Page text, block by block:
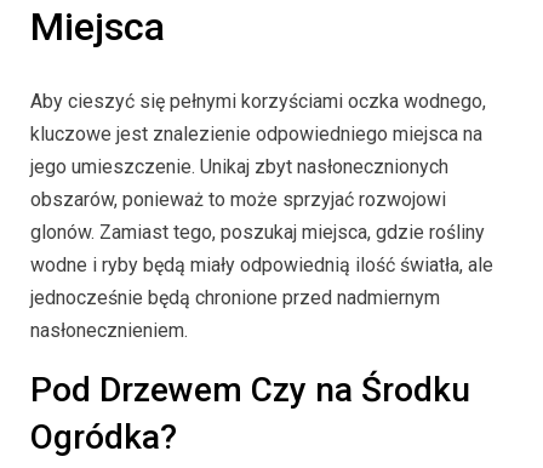
Miejsca
Aby cieszyć się pełnymi korzyściami oczka wodnego,
kluczowe jest znalezienie odpowiedniego miejsca na
jego umieszczenie. Unikaj zbyt nasłonecznionych
obszarów, ponieważ to może sprzyjać rozwojowi
glonów. Zamiast tego, poszukaj miejsca, gdzie rośliny
wodne i ryby będą miały odpowiednią ilość światła, ale
jednocześnie będą chronione przed nadmiernym
nasłonecznieniem.
Pod Drzewem Czy na Środku
Ogródka?